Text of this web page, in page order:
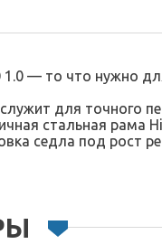
1.0 — то что нужно
для точного
стальная рама
седла под рост